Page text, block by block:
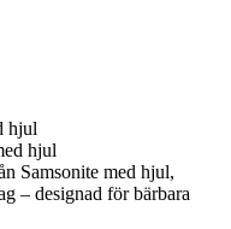
hjul
Samsonite med hjul,
– designad för bärbara